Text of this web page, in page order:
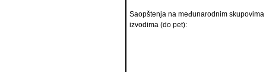
Saopštenja na međunarodnim
izvodima (do pet):